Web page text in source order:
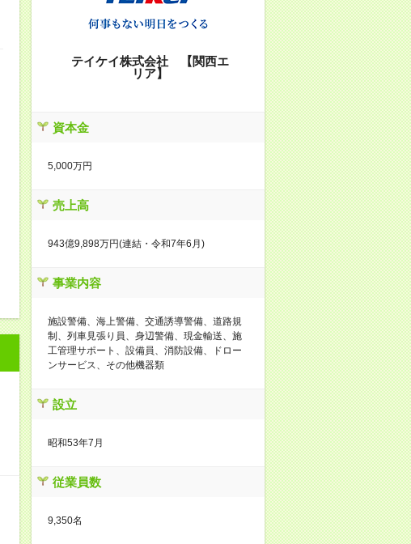
テイケイ株式会社 【関西エ
リア】
資本金
5,000万円
売上高
943億9,898万円(連結・令和7年6月)
事業内容
施設警備、海上警備、交通誘導警備、道路規
制、列車見張り員、身辺警備、現金輸送、施
工管理サポート、設備員、消防設備、ドロー
ンサービス、その他機器類
設立
昭和53年7月
従業員数
9,350名